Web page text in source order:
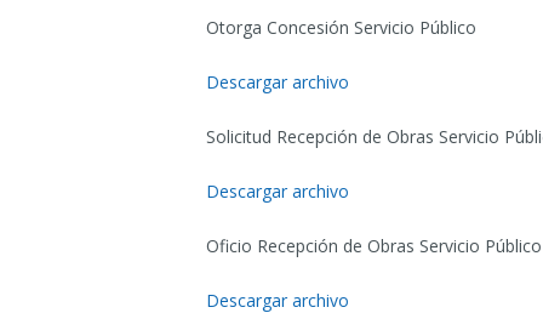
Otorga Concesión Servicio Público
Descargar archivo
Solicitud Recepción de Obras Servicio
Descargar archivo
Oficio Recepción de Obras Servicio Público
Descargar archivo